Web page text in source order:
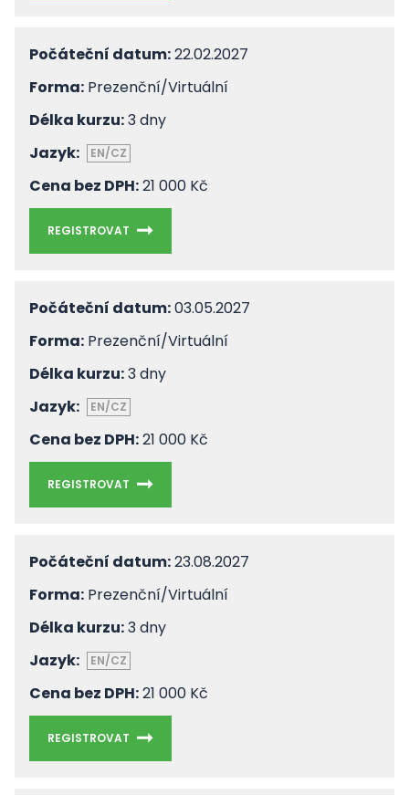
Počáteční datum:22.02.2027
Forma: Prezenční/Virtuální
Délka kurzu:3 dny
Jazyk:
EN/CZ
Cena bez DPH:21 000 Kč
REGISTROVAT
Počáteční datum:03.05.2027
Forma: Prezenční/Virtuální
Délka kurzu:3 dny
Jazyk:
EN/CZ
Cena bez DPH:21 000 Kč
REGISTROVAT
Počáteční datum:23.08.2027
Forma: Prezenční/Virtuální
Délka kurzu:3 dny
Jazyk:
EN/CZ
Cena bez DPH:21 000 Kč
REGISTROVAT